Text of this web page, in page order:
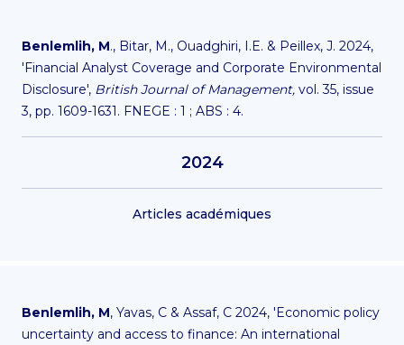
Benlemlih, M., Bitar, M., Ouadghiri, I.E. & Peillex, J. 2024,
'Financial Analyst Coverage and Corporate Environmental
Disclosure', British Journal of Management, vol. 35, issue
3, pp. 1609-1631. FNEGE : 1 ; ABS : 4.
2024
Articles académiques
Benlemlih, M, Yavas, C & Assaf, C 2024, 'Economic policy
uncertainty and access to finance: An international